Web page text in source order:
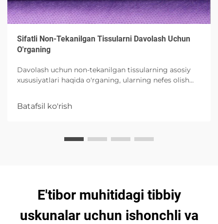
Sifatli Non-Tekanilgan Tissularni Davolash Uchun
O'rganing
Davolash uchun non-tekanilgan tissularning asosiy
xususiyatlari haqida o'rganing, ularning nefes olish
yaralar uchun bog'lovchi va gienologik mahsulotlarda
Muassir tibbiy tissularni tushunish uchun mukammal.
Batafsil ko'rish
E'tibor muhitidagi tibbiy
uskunalar uchun ishonchli va